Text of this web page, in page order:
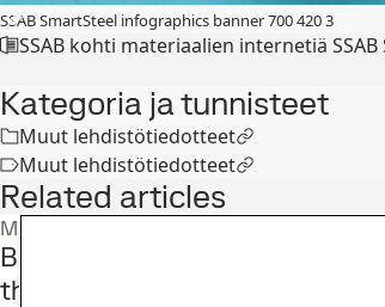
SSAB SmartSteel infographics banner 700 420 3
SSAB kohti materiaalien internetiä
Kategoria ja tunnisteet
Muut lehdistötiedotteet
Muut lehdistötiedotteet
Related articles
Muut lehdistötiedotteet
Business Finlandilta
through Steels -tutkimus- ja